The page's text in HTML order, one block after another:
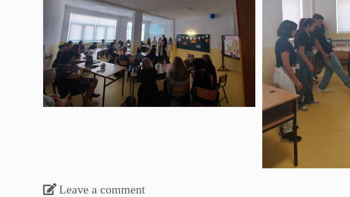
Leave a comment